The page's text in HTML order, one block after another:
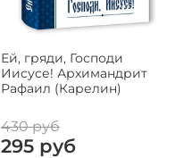
Ей, гряди, Господи
Иисусе! Архимандрит
Рафаил (Карелин)
430 руб
295 руб